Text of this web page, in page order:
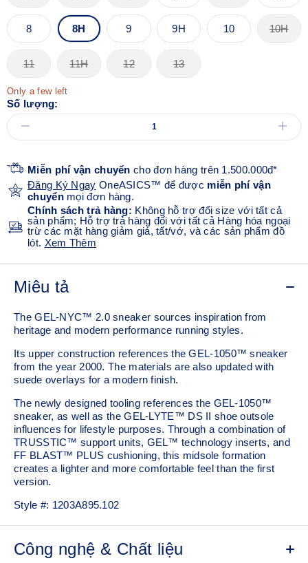
8 8H 9 9H 10 10H
11 11H 12 13
Only a few left
Số lượng:
Miễn phí vận chuyển cho đơn hàng trên 1.500.000đ*
Đăng Ký Ngay OneASICS™ để được miễn phí vận
chuyểnmọi đơn hàng.
Chính sách trả hàng: Không hỗ trợ đổi size với tất cả
sản phẩm; Hỗ trợ trả hàng đối với tất cả Hàng hóa ngoại
trừ các mặt hàng giảm giá, tất/vớ, và các sản phẩm đồ
lót. Xem Thêm
Miêu tả
The GEL-NYC™ 2.0 sneaker sources inspiration from
heritage and modern performance running styles.​
Its upper construction references the GEL-1050™ sneaker
from the year 2000.​ The materials are also updated with
suede overlays for a modern finish.
The newly designed tooling references the GEL-1050™
sneaker, as well as the GEL-LYTE™ DS II shoe outsole
influences for lifestyle purposes. Through a combination of
TRUSSTIC™ support units, GEL™ technology inserts, and
FF BLAST™ PLUS cushioning, this midsole formation
creates a lighter and more comfortable feel than the first
version.
Style #: 1203A895.102
Công nghệ & Chất liệu